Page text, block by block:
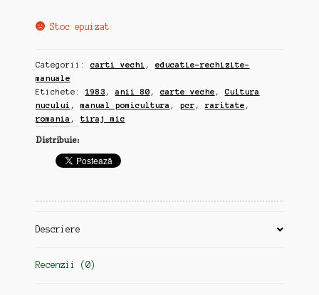
Stoc epuizat
Categorii:carti vechi , educatie-rechizite-
manuale
Etichete: 1983 ,anii 80 ,carte veche ,Cultura
nucului ,manual pomicultura , pcr , raritate ,
romania , tiraj mic
Distribuie:
Descriere
Recenzii (0)